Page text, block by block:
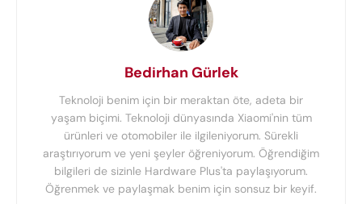
Bedirhan Gürlek
Teknoloji benim için bir meraktan öte, adeta bir
yaşam biçimi. Teknoloji dünyasında Xiaomi'nin tüm
ürünleri ve otomobiler ile ilgileniyorum. Sürekli
araştırıyorum ve yeni şeyler öğreniyorum. Öğrendiğim
bilgileri de sizinle Hardware Plus'ta paylaşıyorum.
Öğrenmek ve paylaşmak benim için sonsuz bir keyif.